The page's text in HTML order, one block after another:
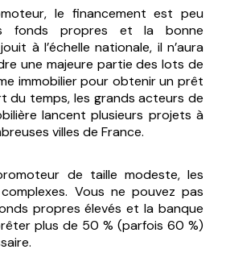
le financement est peu
fonds propres et la bonne
à l’échelle nationale, il n’aura
une majeure partie des lots de
immobilier pour obtenir un prêt
du temps, les grands acteurs de
lancent plusieurs projets à
villes de France.
de taille modeste, les
Vous ne pouvez pas
propres élevés et la banque
plus de 50 % (parfois 60 %)